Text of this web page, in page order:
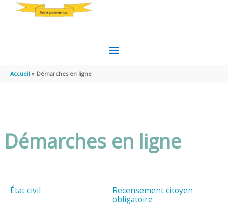
MENU
Accueil Démarches en ligne
Démarches en ligne
État civil
Recensement citoyen
obligatoire